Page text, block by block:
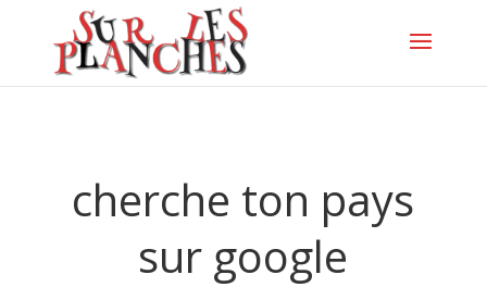
cherche ton pays
sur google